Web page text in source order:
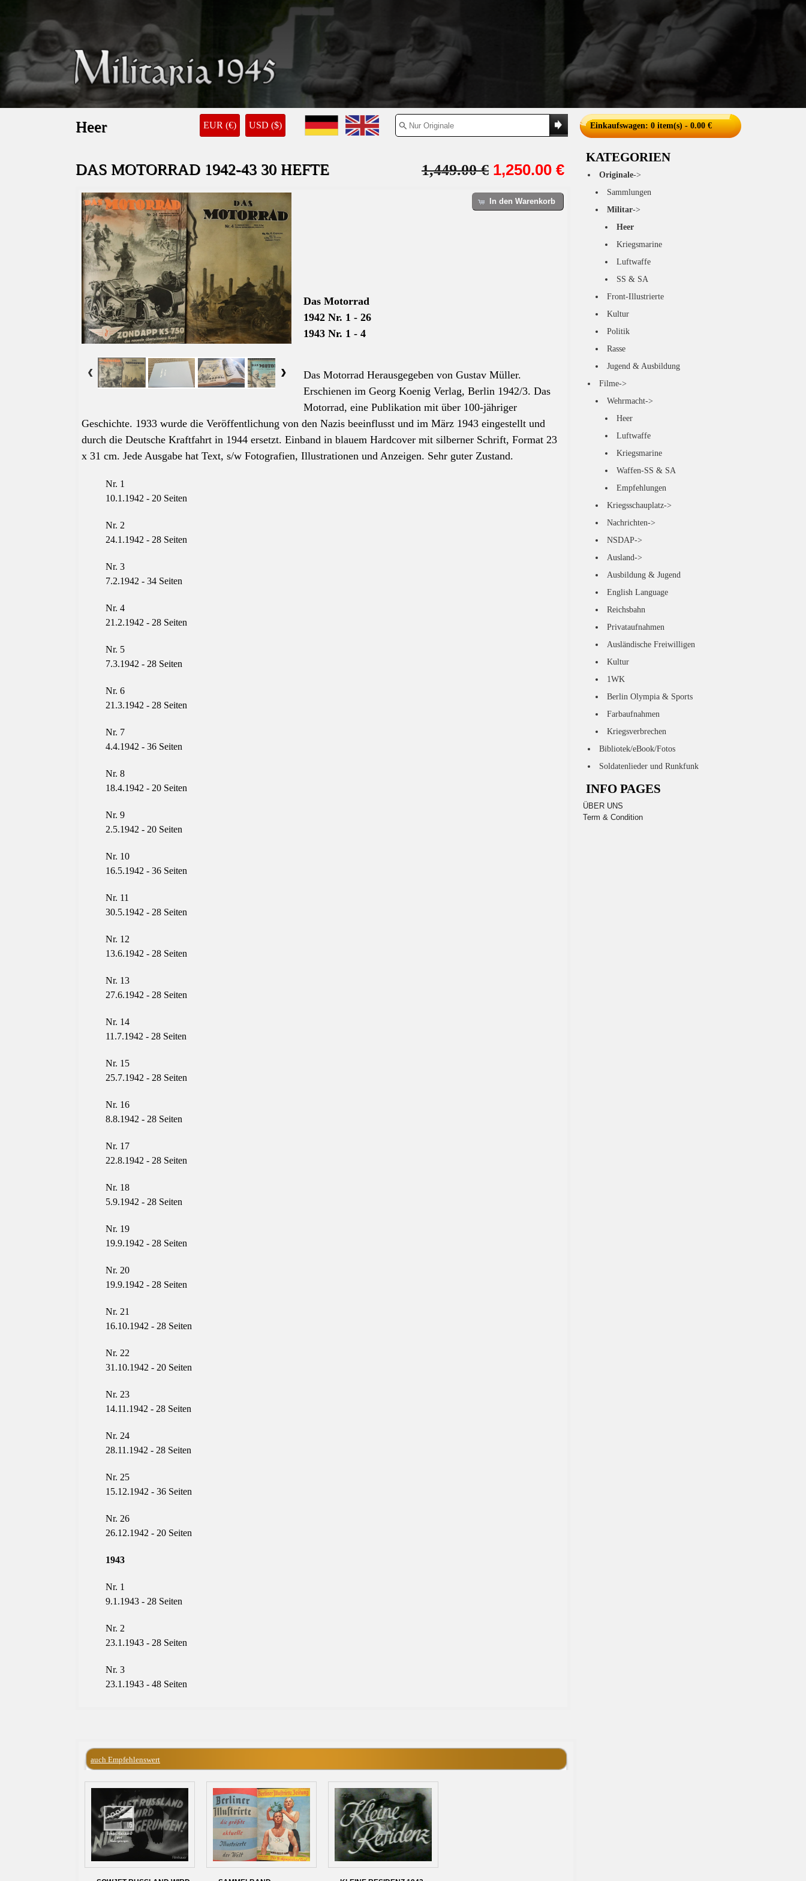
EUR (€) USD ($)
Heer
1,449.00 € 1,250.00 €
DAS MOTORRAD 1942-43 30 HEFTE
In den Warenkorb
Das Motorrad
1942 Nr. 1 - 26
1943 Nr. 1 - 4
Das Motorrad Herausgegeben von Gustav Müller.
Erschienen im Georg Koenig Verlag, Berlin 1942/3. Das
Motorrad, eine Publikation mit über 100-jähriger
Geschichte. 1933 wurde die Veröffentlichung von den Nazis beeinflusst und im März 1943 eingestellt und
durch die Deutsche Kraftfahrt in 1944 ersetzt. Einband in blauem Hardcover mit silberner Schrift, Format 23
x 31 cm. Jede Ausgabe hat Text, s/w Fotografien, Illustrationen und Anzeigen. Sehr guter Zustand.
Nr. 1
10.1.1942 - 20 Seiten
Nr. 2
24.1.1942 - 28 Seiten
Nr. 3
7.2.1942 - 34 Seiten
Nr. 4
21.2.1942 - 28 Seiten
Nr. 5
7.3.1942 - 28 Seiten
Nr. 6
21.3.1942 - 28 Seiten
Nr. 7
4.4.1942 - 36 Seiten
Nr. 8
18.4.1942 - 20 Seiten
Nr. 9
2.5.1942 - 20 Seiten
Nr. 10
16.5.1942 - 36 Seiten
Nr. 11
30.5.1942 - 28 Seiten
Nr. 12
13.6.1942 - 28 Seiten
Nr. 13
27.6.1942 - 28 Seiten
Nr. 14
11.7.1942 - 28 Seiten
Nr. 15
25.7.1942 - 28 Seiten
Nr. 16
8.8.1942 - 28 Seiten
Nr. 17
22.8.1942 - 28 Seiten
Nr. 18
5.9.1942 - 28 Seiten
Nr. 19
19.9.1942 - 28 Seiten
Nr. 20
19.9.1942 - 28 Seiten
Nr. 21
16.10.1942 - 28 Seiten
Nr. 22
31.10.1942 - 20 Seiten
Nr. 23
14.11.1942 - 28 Seiten
Nr. 24
28.11.1942 - 28 Seiten
Nr. 25
15.12.1942 - 36 Seiten
Nr. 26
26.12.1942 - 20 Seiten
1943
Nr. 1
9.1.1943 - 28 Seiten
Nr. 2
23.1.1943 - 28 Seiten
Nr. 3
23.1.1943 - 48 Seiten
auch Empfehlenswert
Einkaufswagen: 0 item(s) - 0.00 €
KATEGORIEN
Originale->
Sammlungen
Militar->
Heer
Kriegsmarine
Luftwaffe
SS & SA
Front-Illustrierte
Kultur
Politik
Rasse
Jugend & Ausbildung
Filme->
Wehrmacht->
Heer
Luftwaffe
Kriegsmarine
Waffen-SS & SA
Empfehlungen
Kriegsschauplatz->
Nachrichten->
NSDAP->
Ausland->
Ausbildung & Jugend
English Language
Reichsbahn
Privataufnahmen
Ausländische Freiwilligen
Kultur
1WK
Berlin Olympia & Sports
Farbaufnahmen
Kriegsverbrechen
Bibliotek/eBook/Fotos
Soldatenlieder und Runkfunk
INFO PAGES
ÜBER UNS
Term & Condition